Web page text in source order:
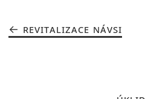
REVITALIZACE NÁVSI